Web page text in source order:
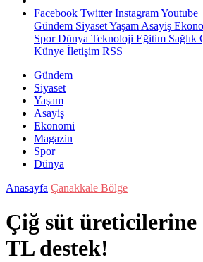
Facebook Twitter InstagramYoutube
Gündem SiyasetYaşam Asayiş
SporDünya Teknoloji Eğitim Sağlık
Künye İletişim RSS
Gündem
Siyaset
Yaşam
Asayiş
Ekonomi
Magazin
Spor
Dünya
Anasayfa Çanakkale Bölge
Çiğ süt üreticilerine
TL destek!